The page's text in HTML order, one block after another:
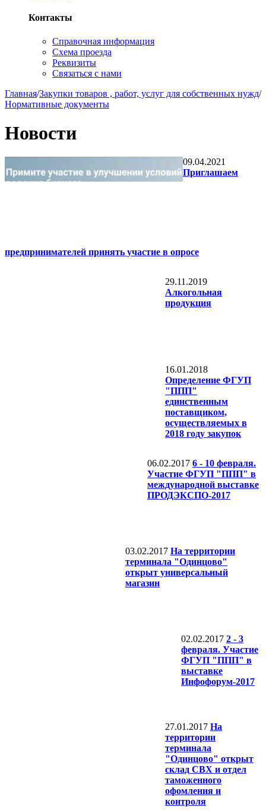
Контакты
Справочная информация
Схема проезда
Реквизиты
Связаться с нами
Главная/Закупки товаров , работ, услуг для собственных нужд/
Нормативные документы
Новости
09.04.2021
Приглашаем
предпринимателей принять участие в опросе
29.11.2019
Алкогольная
продукция
16.01.2018
Определение ФГУП
"ППП"
единственным
поставщиком,
осуществляемых в
2018 году закупок
06.02.2017 6 - 10 февраля.
Участие ФГУП "ППП" в
международной выставке
ПРОДЭКСПО-2017
03.02.2017 На территории
терминала "Одинцово"
открыт универсальный
магазин
02.02.2017 2 - 3
февраля. Участие
ФГУП "ППП" в
выставке
Инфофорум-2017
27.01.2017 На
территории
терминала
"Одинцово" открыт
склад СВХ и отдел
таможенного
офомления и
контроля